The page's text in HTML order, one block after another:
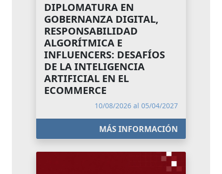
DIPLOMATURA EN
GOBERNANZA DIGITAL,
RESPONSABILIDAD
ALGORÍTMICA E
INFLUENCERS: DESAFÍOS
DE LA INTELIGENCIA
ARTIFICIAL EN EL
ECOMMERCE
10/08/2026 al 05/04/2027
MÁS INFORMACIÓN